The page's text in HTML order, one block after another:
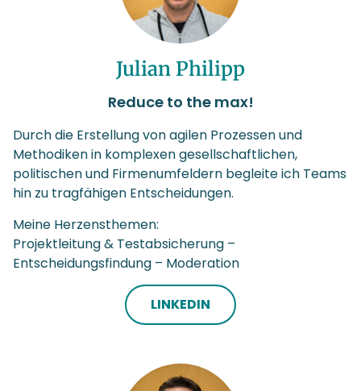
Julian Philipp
Reduce to the max!
Durch die Erstellung von agilen Prozessen und
Methodiken in komplexen gesellschaftlichen,
politischen und Firmenumfeldern begleite ich Teams
hin zu tragfähigen Entscheidungen.
Meine Herzensthemen:
Projektleitung & Testabsicherung –
Entscheidungsfindung – Moderation
LINKEDIN